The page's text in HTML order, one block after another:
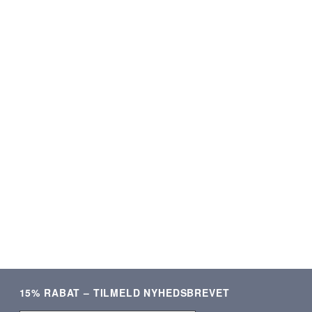
og lækre produkter.
15% RABAT – TILMELD NYHEDSBREVET